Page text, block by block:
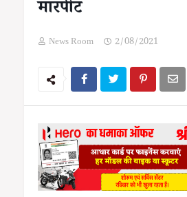
मारपीट
News Room 2/08/2021